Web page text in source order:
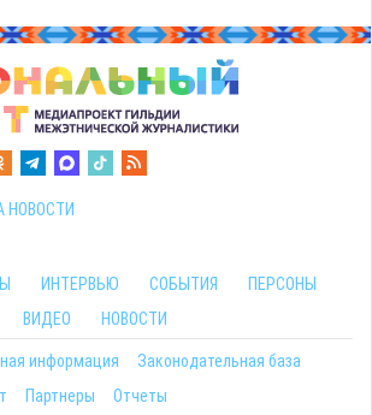
НОВОСТИ
ИНТЕРВЬЮ СОБЫТИЯ
ПЕРСОНЫ
ВИДЕО НОВОСТИ
информация
Законодательная база
Партнеры Отчеты